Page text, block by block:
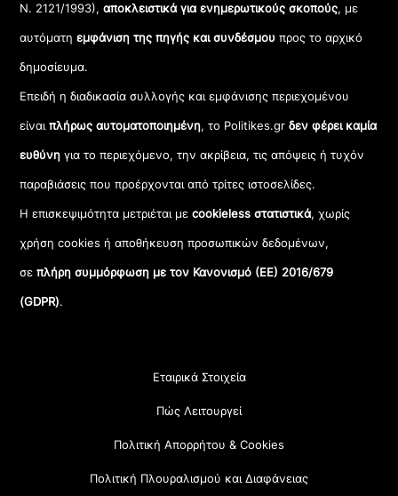
Ν. 2121/1993), αποκλειστικά για ενημερωτικούς σκοπούς, με
αυτόματηεμφάνιση της πηγής και συνδέσμου προς το αρχικό
δημοσίευμα.
Επειδή η διαδικασία συλλογής και εμφάνισης περιεχομένου
είναιπλήρως αυτοματοποιημένη, το Politikes.grδεν φέρει καμία
ευθύνη για το περιεχόμενο, την ακρίβεια, τις απόψεις ή τυχόν
παραβιάσεις που προέρχονται από τρίτες ιστοσελίδες.
Η επισκεψιμότητα μετριέται μεcookieless στατιστικά, χωρίς
χρήση cookies ή αποθήκευση προσωπικών δεδομένων,
σεπλήρη συμμόρφωση με τον Κανονισμό (ΕΕ) 2016/679
(GDPR).
Εταιρικά Στοιχεία
Πώς Λειτουργεί
Πολιτική Απορρήτου & Cookies
Πολιτική Πλουραλισμού και Διαφάνειας